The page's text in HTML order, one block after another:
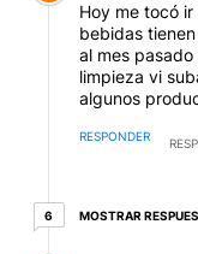
Hoy me tocó
bebidas
al mes
limpieza vi
algunos
RESPONDER
66 respuestas
MOSTRAR